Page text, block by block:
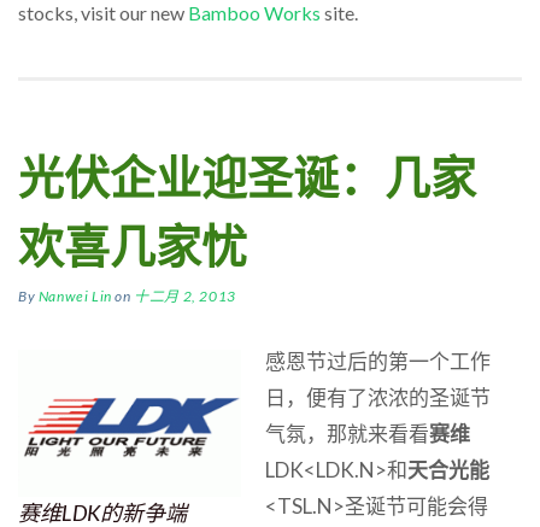
stocks, visit our new Bamboo Works site.
光伏企业迎圣诞：几家
欢喜几家忧
By Nanwei Lin on 十二月 2, 2013
赛维LDK的新争端
感恩节过后的第一个工作
日，便有了浓浓的圣诞节
气氛，那就来看看赛维
LDK<LDK.N>和天合光能
<TSL.N>圣诞节可能会得